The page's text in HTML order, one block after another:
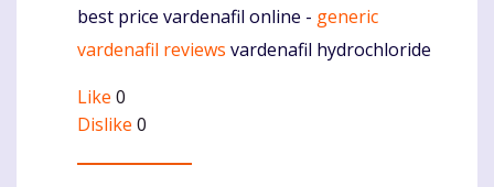
Komentaras
best price vardenafil online - generic
vardenafil reviews vardenafil hydrochloride
Like 0
Dislike 0